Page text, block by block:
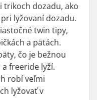
trikoch dozadu, ako
lyžovaní dozadu.
twin tipy,
a pätách.
čo je bežnou
freeride lyží.
robí veľmi
lyžovať v